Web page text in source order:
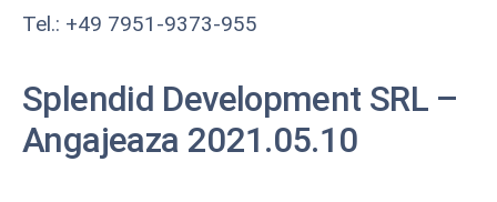
Tel.: +49 7951-9373-955
Splendid Development SRL –
Angajeaza 2021.05.10